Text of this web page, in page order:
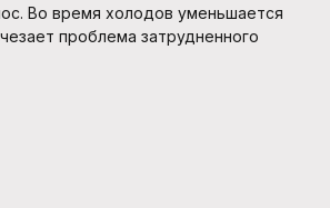
Во время холодов уменьшается
проблема затрудненного